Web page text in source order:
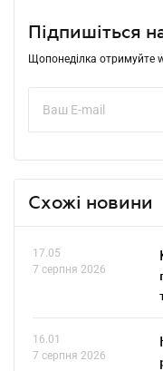
Підпишіться
Щопонеділка отримуйте
Схожі новини
17.05
7 серпня 2026
16.01
7 серпня 2026